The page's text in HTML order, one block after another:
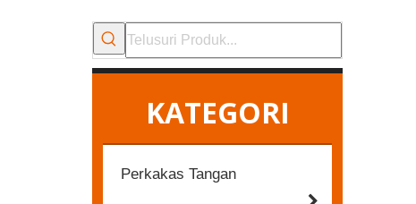
KATEGORI
Perkakas Tangan